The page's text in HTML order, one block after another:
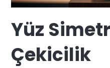
Yüz
Çekicilik